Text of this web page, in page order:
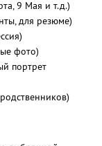
9 Мая и т.д.)
для резюме)
фото)
портрет